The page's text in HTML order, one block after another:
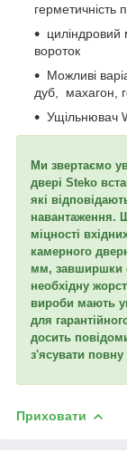
герметичність
вороток
Можливі
дуб, махагон,
Ущільнювач
Ми звертаємо
двері Steko
які
навантаження.
міцності
камерного
мм, завширшки
необхідну
вироби мають
для
досить
з'ясувати повну
Приховати